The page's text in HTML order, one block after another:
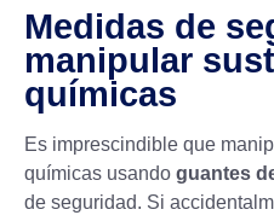
Medidas de
manipular
químicas
Es imprescindible que
químicas usando guantes
de seguridad. Si